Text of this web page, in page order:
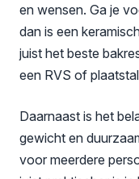
en wensen. Ga je
dan is een
juist het beste
een RVS of
Daarnaast is het
gewicht en
voor meerdere